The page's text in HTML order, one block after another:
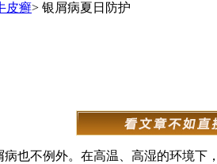
皮癣> 银屑病夏日防护
也不例外。在高温、高湿的环境